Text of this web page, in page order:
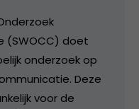
(SWOCC) doet
onderzoek op
Deze
voor de